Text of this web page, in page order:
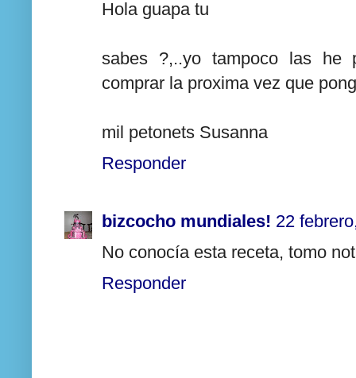
Hola guapa tu
sabes ?,..yo tampoco las he
comprar la proxima vez que
mil petonets Susanna
Responder
bizcocho mundiales! 22
No conocía esta receta, tomo
Responder